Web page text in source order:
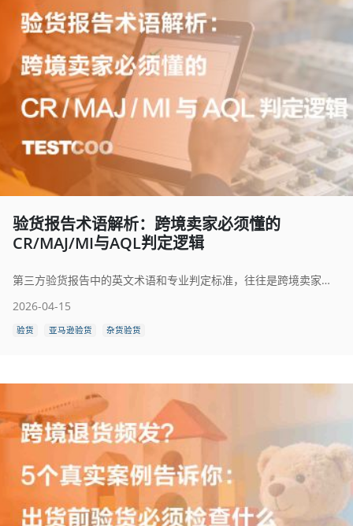
验货报告术语解析：跨境卖家必须懂的
CR/MAJ/MI与AQL判定逻辑
第三方验货报告中的英文术语和专业判定标准，往往是跨境卖家最容易忽视却又最关键的质量管理盲区。本文从缺陷等级划分、AQL允收规则到数字化报告应用，系统梳理验货报告的核心术语及其在供应链决策中的实际价值。
2026-04-15
验货 亚马逊验货 杂货验货